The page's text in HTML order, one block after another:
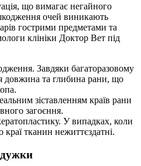
що вимагає негайного
очей виникають
гострими предметами та
клініки Доктор Вет під
Завдяки багаторазовому
довжина та глибина рани, що
зіставленням країв рани
загоєння.
У випадках, коли
краї тканин нежиттєздатні.